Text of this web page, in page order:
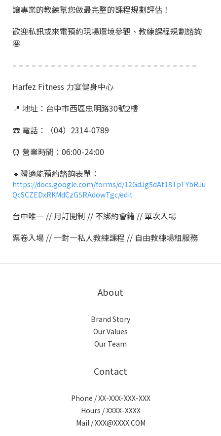
讓專業的教練幫您做最完整的課程規劃評估！
歡迎私訊或來電預約現場環境參觀、教練課程規劃諮詢
🤩
– – – – – – – – – – – – – – – – – – – – – – – – – – – – –
Harfez Fitness 力宴健身中心
📍 地址：台中市西區忠明路30號2樓
☎️ 電話：（04）2314-0789
⏰ 營業時間：06:00-24:00
🔸體適能預約諮詢表單：
https://docs.google.com/forms/d/12GdJg5dAt18TpTYbRJu
QcSCZEDxRKMdCzG5RAdowTgc/edit
台中唯一 // 月訂閱制 // 不綁約會籍 // 單次入場
票卷入場 // 一對一私人教練課程 // 自由教練場租服務
About
Brand Story
Our Values
Our Team
Contact
Phone / XX-XXX-XXX-XXX
Hours / XXXX-XXXX
Mail / XXX@XXXX.COM